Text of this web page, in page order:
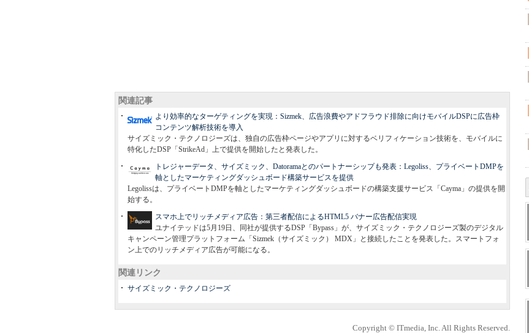
関連記事
より効率的なターゲティングを実現：Sizmek、広告浪費やアドフラウド排除に向けモバイルDSPに広告枠
コンテンツ解析技術を導入
サイズミック・テクノロジーズは、独自の広告枠ページやアプリに対するベリフィケーション技術を、モバイルに
特化したDSP「StrikeAd」上で提供を開始したと発表した。
トレジャーデータ、サイズミック、Datoramaとのパートナーシップも発表：Legoliss、プライベートDMPを
軸としたマーケティングダッシュボード構築サービスを提供
Legolissは、プライベートDMPを軸としたマーケティングダッシュボードの構築支援サービス「Cayma」の提供を開
始する。
スマホ上でリッチメディア広告：第三者配信によるHTML5 バナー広告配信実現
ユナイテッドは5月19日、同社が提供するDSP「Bypass」が、サイズミック・テクノロジーズ製のデジタル
キャンペーン管理プラットフォーム「Sizmek（サイズミック） MDX」と接続したことを発表した。スマートフォ
ン上でのリッチメディア広告が可能になる。
関連リンク
サイズミック・テクノロジーズ
Copyright © ITmedia, Inc. All Rights Reserved.